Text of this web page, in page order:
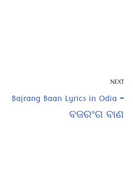
NEXT
Bajrang Baan Lyrics in Odia –
ବଜରଂଗ ବାଣ